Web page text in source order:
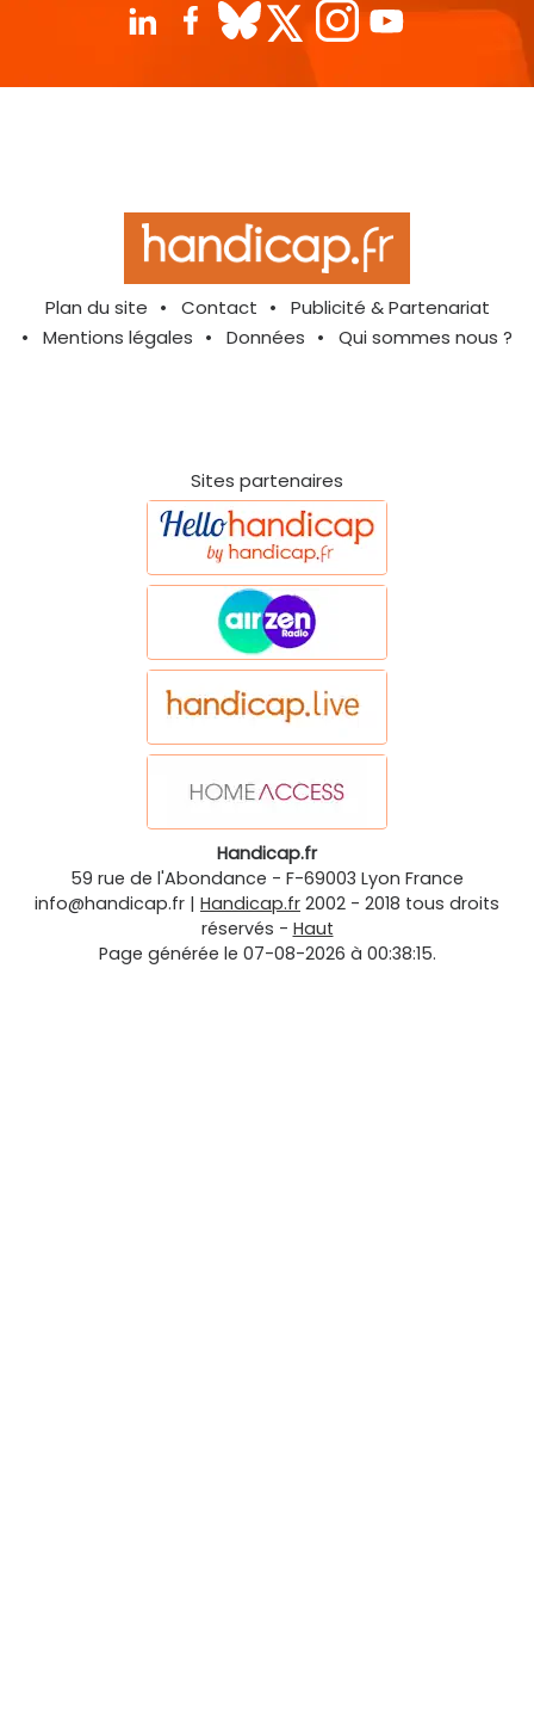
Plan du site Contact
Publicité & Partenariat
Mentions légales
Données Qui sommes nous ?
Sites partenaires
Handicap.fr
59 rue de l'Abondance - F-69003 Lyon France
info@handicap.fr | Handicap.fr 2002 - 2018 tous droits
réservés - Haut
Page générée le 07-08-2026 à 00:38:15.